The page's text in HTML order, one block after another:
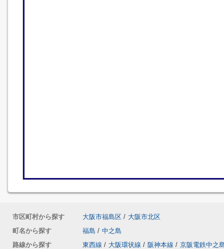
市区町村から探す 大阪市福島区 / 大阪市北区
町名から探す
福島 / 中之島
路線から探す
東西線 / 大阪環状線 / 阪神本線 / 京阪電鉄中之